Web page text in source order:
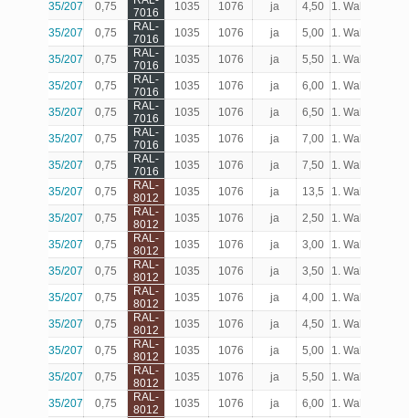
35/207 0,75
7016
1035 1076 ja 4,50 1. Wahl
35/207 0,75
RAL-
7016
1035 1076 ja 5,00 1. Wahl
35/207 0,75
RAL-
7016
1035 1076 ja 5,50 1. Wahl
35/207 0,75
RAL-
7016
1035 1076 ja 6,00 1. Wahl
35/207 0,75
RAL-
7016
1035 1076 ja 6,50 1. Wahl
35/207 0,75
RAL-
7016
1035 1076 ja 7,00 1. Wahl
35/207 0,75
RAL-
7016
1035 1076 ja 7,50 1. Wahl
35/207 0,75
RAL-
8012
1035 1076 ja 13,5 1. Wahl
35/207 0,75
RAL-
8012
1035 1076 ja 2,50 1. Wahl
35/207 0,75
RAL-
8012
1035 1076 ja 3,00 1. Wahl
35/207 0,75
RAL-
8012
1035 1076 ja 3,50 1. Wahl
35/207 0,75
RAL-
8012
1035 1076 ja 4,00 1. Wahl
35/207 0,75
RAL-
8012
1035 1076 ja 4,50 1. Wahl
35/207 0,75
RAL-
8012
1035 1076 ja 5,00 1. Wahl
35/207 0,75
RAL-
8012
1035 1076 ja 5,50 1. Wahl
35/207 0,75
RAL-
8012
1035 1076 ja 6,00 1. Wahl